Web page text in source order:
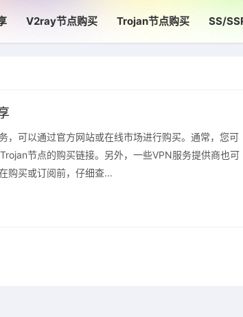
V2ray节点购买 Trojan节点购买 SS/
，可以通过官方网站或在线市场进行购买。通常，您可
节点的购买链接。另外，一些VPN服务提供商也可
购买或订阅前，仔细查...